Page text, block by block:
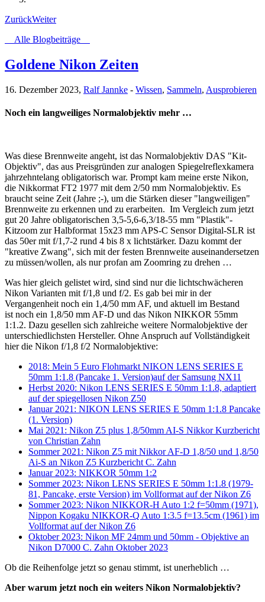
ZurückWeiter
Alle Blogbeiträge
Goldene Nikon Zeiten
16. Dezember 2023, Ralf Jannke - Wissen, Sammeln, Ausprobieren
Noch ein langweiliges Normalobjektiv mehr …
Was diese Brennweite angeht, ist das Normalobjektiv DAS "Kit-
Objektiv", das aus Preisgründen zur analogen Spiegelreflexkamera
jahrzehntelang obligatorisch war. Prompt kam meine erste Nikon,
die Nikkormat FT2 1977 mit dem 2/50 mm Normalobjektiv. Es
braucht seine Zeit (Jahre ;-), um die Stärken dieser "langweiligen"
Brennweite zu erkennen und zu erarbeiten. Im Vergleich zum jetzt
gut 20 Jahre obligatorischen 3,5-5,6-6,3/18-55 mm "Plastik"-
Kitzoom zur Halbformat 15x23 mm APS-C Sensor Digital-SLR ist
das 50er mit f/1,7-2 rund 4 bis 8 x lichtstärker. Dazu kommt der
"kreative Zwang", sich mit der festen Brennweite auseinandersetzen
zu müssen/wollen, als nur profan am Zoomring zu drehen …
Was hier gleich gelistet wird, sind sind nur die lichtschwächeren
Nikon Varianten mit f/1,8 und f/2. Es gab bei mir in der
Vergangenheit noch ein 1,4/50 mm AF, und aktuell im Bestand
ist noch ein 1,8/50 mm AF-D und das Nikon NIKKOR 55mm
1:1.2. Dazu gesellen sich zahlreiche weitere Normalobjektive der
unterschiedlichsten Hersteller. Ohne Anspruch auf Vollständigkeit
hier die Nikon f/1,8 f/2 Normalobjektive:
2018: Mein 5 Euro Flohmarkt NIKON LENS SERIES E
50mm 1:1.8 (Pancake 1. Version)auf der Samsung NX11
Herbst 2020: Nikon LENS SERIES E 50mm 1:1.8, adaptiert
auf der spiegellosen Nikon Z50
Januar 2021: NIKON LENS SERIES E 50mm 1:1.8 Pancake
(1. Version)
Mai 2021: Nikon Z5 plus 1,8/50mm AI-S Nikkor Kurzbericht
von Christian Zahn
Sommer 2021: Nikon Z5 mit Nikkor AF-D 1,8/50 und 1,8/50
Ai-S an Nikon Z5 Kurzbericht C. Zahn
Januar 2023: NIKKOR 50mm 1:2
Sommer 2023: Nikon LENS SERIES E 50mm 1:1.8 (1979-
81, Pancake, erste Version) im Vollformat auf der Nikon Z6
Sommer 2023: Nikon NIKKOR-H Auto 1:2 f=50mm (1971),
Nippon Kogaku NIKKOR-Q Auto 1:3.5 f=13.5cm (1961) im
Vollformat auf der Nikon Z6
Oktober 2023: Nikon MF 24mm und 50mm - Objektive an
Nikon D7000 C. Zahn Oktober 2023
Ob die Reihenfolge jetzt so genau stimmt, ist unerheblich …
Aber warum jetzt noch ein weiters Nikon Normalobjektiv?